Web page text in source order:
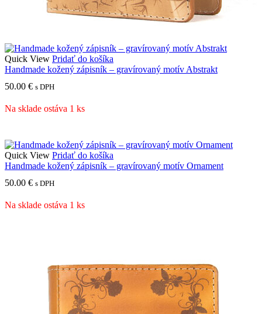
Quick View Pridať do košíka
Handmade kožený zápisník – gravírovaný motív Abstrakt
50.00 € s DPH
Na sklade ostáva 1 ks
Quick View Pridať do košíka
Handmade kožený zápisník – gravírovaný motív Ornament
50.00 € s DPH
Na sklade ostáva 1 ks